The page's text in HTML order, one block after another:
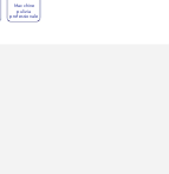
Macchine
pulizia
professionale